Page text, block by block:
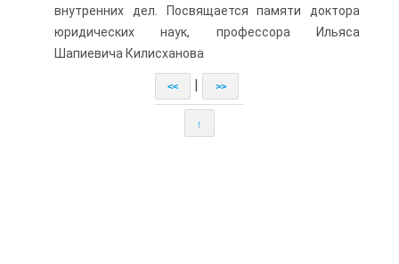
внутренних дел. Посвящается памяти доктора
юридических наук, профессора Ильяса
Шапиевича Килисханова
<< >>
↑